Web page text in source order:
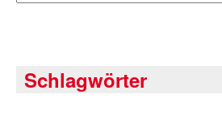
Schlagwörter